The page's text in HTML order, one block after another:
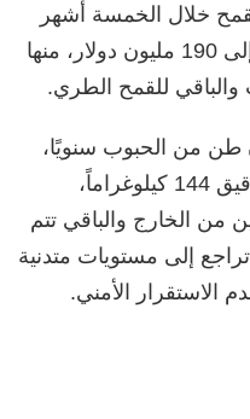
خلال الخمسة أشهر
الأولى من العام الحالي، وصلت إلى 190 مليون دولار، منها
تستهلك 1.26 مليون طن من الحبوب سنويًا،
وتبلغ حصة الفرد في ليبيا من الدقيق 144 كيلوغراماً،
اللين من الخارج والباقي تتم
إلى مستويات متدنية
الاستقرار الأمني.